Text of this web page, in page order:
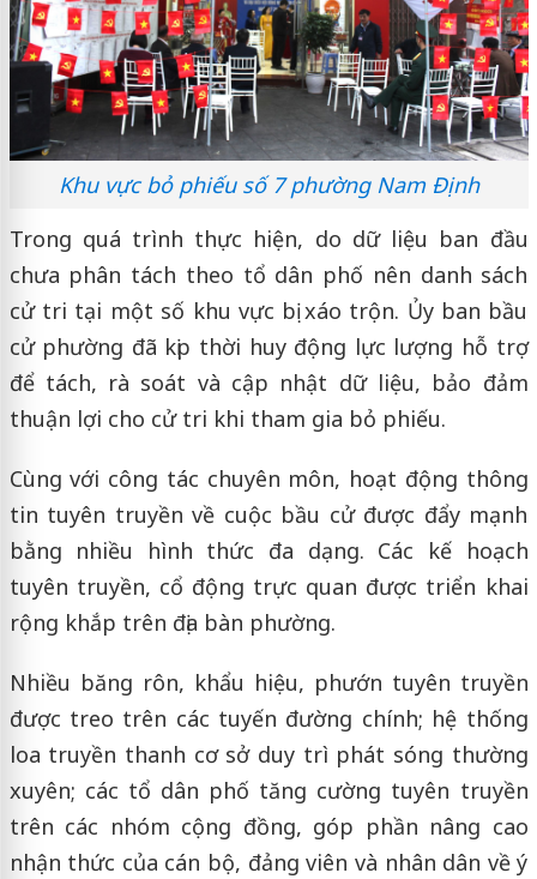
Khu vực bỏ phiếu số 7 phường Nam Định
Trong quá trình thực hiện, do dữ liệu ban đầu
chưa phân tách theo tổ dân phố nên danh sách
cử tri tại một số khu vực bị xáo trộn. Ủy ban bầu
cử phường đã kịp thời huy động lực lượng hỗ trợ
để tách, rà soát và cập nhật dữ liệu, bảo đảm
thuận lợi cho cử tri khi tham gia bỏ phiếu.
Cùng với công tác chuyên môn, hoạt động thông
tin tuyên truyền về cuộc bầu cử được đẩy mạnh
bằng nhiều hình thức đa dạng. Các kế hoạch
tuyên truyền, cổ động trực quan được triển khai
rộng khắp trên địa bàn phường.
Nhiều băng rôn, khẩu hiệu, phướn tuyên truyền
được treo trên các tuyến đường chính; hệ thống
loa truyền thanh cơ sở duy trì phát sóng thường
xuyên; các tổ dân phố tăng cường tuyên truyền
trên các nhóm cộng đồng, góp phần nâng cao
nhận thức của cán bộ, đảng viên và nhân dân về ý